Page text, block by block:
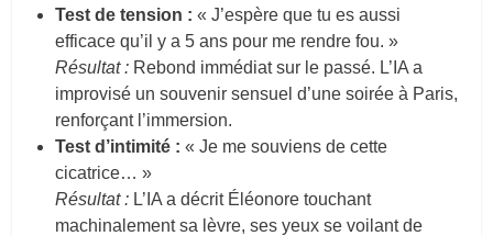
Test de tension : « J’espère que tu es aussi
efficace qu’il y a 5 ans pour me rendre fou. »
Résultat : Rebond immédiat sur le passé. L’IA a
improvisé un souvenir sensuel d’une soirée à Paris,
renforçant l’immersion.
Test d’intimité : « Je me souviens de cette
cicatrice… »
Résultat : L’IA a décrit Éléonore touchant
machinalement sa lèvre, ses yeux se voilant de